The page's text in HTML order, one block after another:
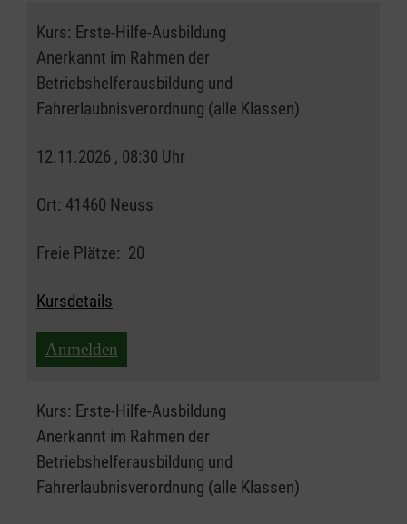
Kurs: Erste-Hilfe-Ausbildung
Anerkannt im Rahmen der
Betriebshelferausbildung und
Fahrerlaubnisverordnung (alle Klassen)
12.11.2026 , 08:30 Uhr
Ort: 41460 Neuss
Freie Plätze: 20
Kursdetails
Anmelden
Kurs: Erste-Hilfe-Ausbildung
Anerkannt im Rahmen der
Betriebshelferausbildung und
Fahrerlaubnisverordnung (alle Klassen)